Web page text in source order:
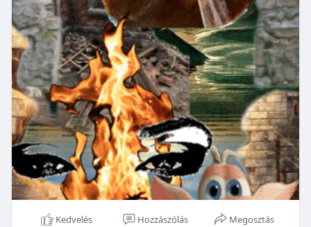
Kedvelés Hozzászólás Megosztás